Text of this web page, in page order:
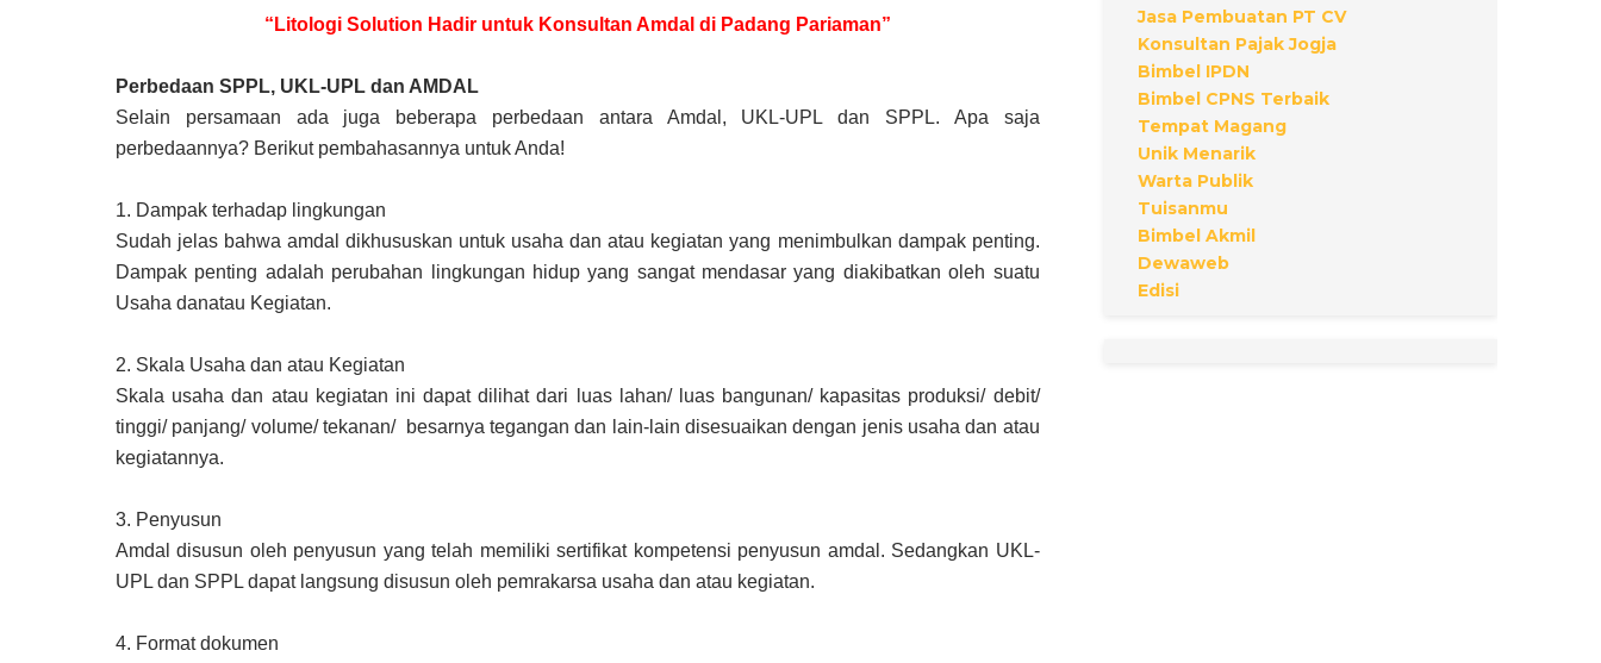
“Litologi Solution Hadir untuk Konsultan Amdal di Padang Pariaman”
Perbedaan SPPL, UKL-UPL dan AMDAL
Selain persamaan ada juga beberapa perbedaan antara Amdal, UKL-UPL dan SPPL. Apa saja
perbedaannya? Berikut pembahasannya untuk Anda!
1. Dampak terhadap lingkungan
Sudah jelas bahwa amdal dikhususkan untuk usaha dan atau kegiatan yang menimbulkan dampak penting.
Dampak penting adalah perubahan lingkungan hidup yang sangat mendasar yang diakibatkan oleh suatu
Usaha danatau Kegiatan.
2. Skala Usaha dan atau Kegiatan
Skala usaha dan atau kegiatan ini dapat dilihat dari luas lahan/ luas bangunan/ kapasitas produksi/ debit/
tinggi/ panjang/ volume/ tekanan/ besarnya tegangan dan lain-lain disesuaikan dengan jenis usaha dan atau
kegiatannya.
3. Penyusun
Amdal disusun oleh penyusun yang telah memiliki sertifikat kompetensi penyusun amdal. Sedangkan UKL-
UPL dan SPPL dapat langsung disusun oleh pemrakarsa usaha dan atau kegiatan.
4. Format dokumen
Jasa Pembuatan PT CV
Konsultan Pajak Jogja
Bimbel IPDN
Bimbel CPNS Terbaik
Tempat Magang
Unik Menarik
Warta Publik
Tuisanmu
Bimbel Akmil
Dewaweb
Edisi